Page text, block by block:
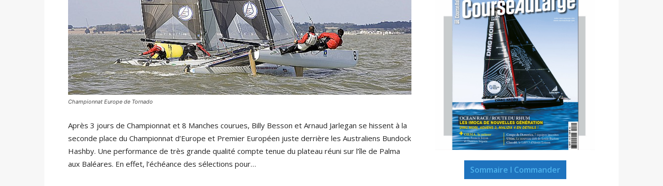
Championnat Europe de Tornado
Après 3 jours de Championnat et 8 Manches courues, Billy Besson et Arnaud Jarlegan se hissent à la
seconde place du Championnat d’Europe et Premier Européen juste derrière les Australiens Bundock
Hashby. Une performance de très grande qualité compte tenue du plateau réuni sur l’île de Palma
aux Baléares. En effet, l’échéance des sélections pour…
Sommaire I Commander